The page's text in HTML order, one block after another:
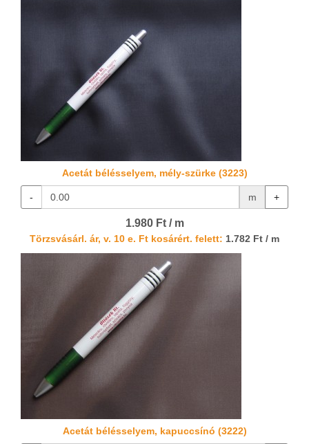
Acetát bélésselyem, mély-szürke (3223)
- m +
1.980 Ft / m
Törzsvásárl. ár, v. 10 e. Ft kosárért. felett: 1.782 Ft / m
Acetát bélésselyem, kapuccsínó (3222)